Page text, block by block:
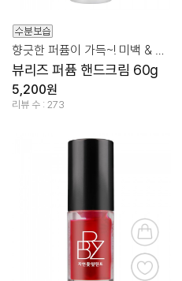
뷰리즈 퍼퓸 핸드크림 60g
5,200원
리뷰 수 : 273